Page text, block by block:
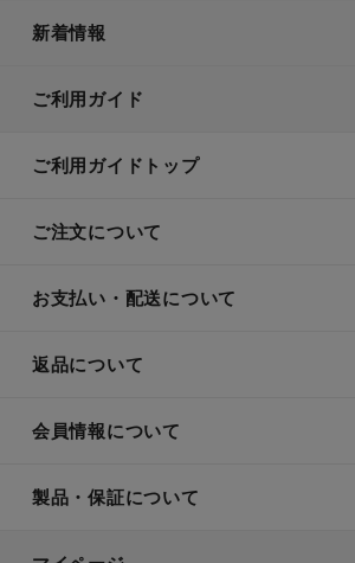
新着情報
ご利用ガイド
ご利用ガイドトップ
ご注文について
お支払い・配送について
返品について
会員情報について
製品・保証について